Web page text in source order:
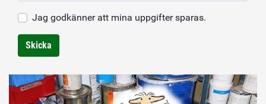
Jag godkänner att mina uppgifter sparas.
Skicka